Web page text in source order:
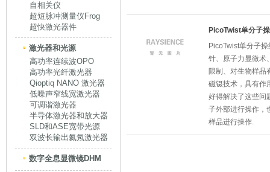
自相关仪
超短脉冲测量仪Frog
超快激光器件
激光器和光源
高功率连续波OPO
高功率光纤激光器
Qioptiq NANO 激光器
低噪声窄线宽激光器
可调谐激光器
半导体激光器和放大器
SLD和ASE宽带光源
双波长输出氦氖激光器
数字全息显微镜DHM
PicoTwist单分子
PicoTwist单分子
针、原子力显微术
限制、对生物样品
磁镊技术，具有作
好得解决了这些问
子外部进行操作，
样品进行操作.